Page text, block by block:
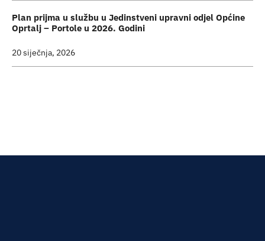
Plan prijma u službu u Jedinstveni upravni odjel Općine
Oprtalj – Portole u 2026. Godini
20 siječnja, 2026